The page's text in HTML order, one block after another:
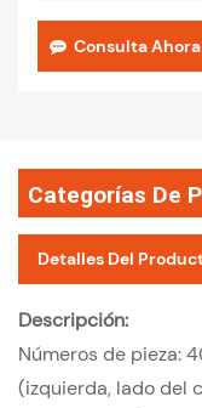
Consulta Ahora
Categorías De
Detalles Del
Descripción:
Números de pieza:
(izquierda, lado del